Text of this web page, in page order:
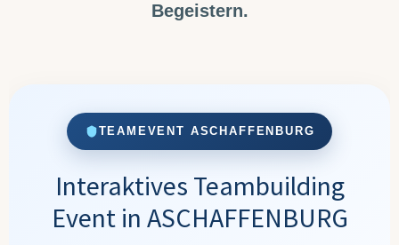
Begeistern.
TEAMEVENT ASCHAFFENBURG
Interaktives Teambuilding
Event in ASCHAFFENBURG